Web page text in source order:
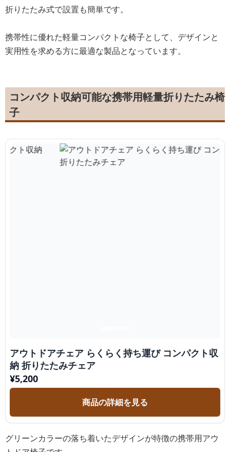
折りたたみ式で設置も簡単です。
携帯性に優れた軽量コンパクトな椅子として、デザインと
実用性を求める方に最適な製品となっています。
コンパクト収納可能な携帯用軽量折りたたみ椅
子
アウトドアチェア らくらく持ち運び コンパクト収
納 折りたたみチェア
¥5,200
商品の詳細を見る
グリーンカラーの落ち着いたデザインが特徴の携帯用アウ